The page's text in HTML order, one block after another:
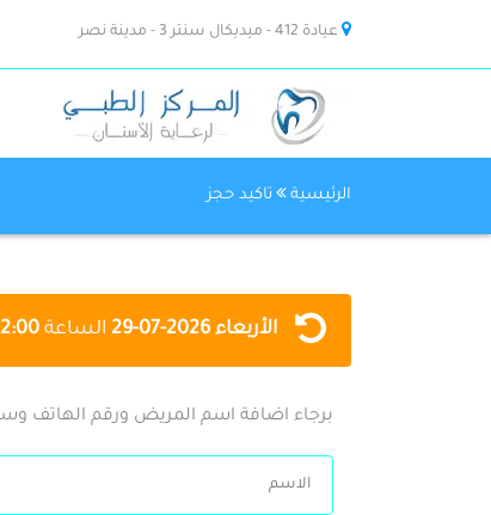
عيادة 412 - ميديكال سنتر 3 - مدينة نصر
الرئيسية تاكيد حجز
الأربعاء 2026-07-29 الساعة 12:00 م :
برجاء اضافة اسم المريض ورقم الهاتف